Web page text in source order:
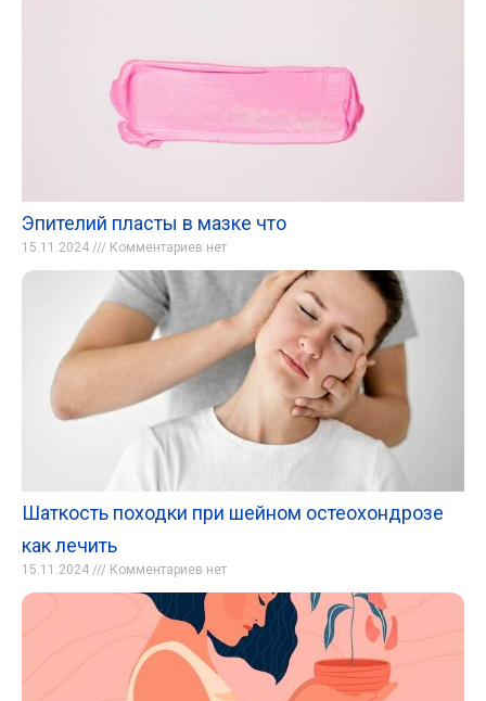
Эпителий пласты в мазке что
15.11.2024 Комментариев нет
Шаткость походки при шейном остеохондрозе
как лечить
15.11.2024 Комментариев нет